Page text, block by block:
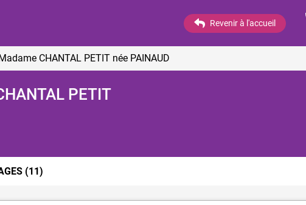
Revenir à l'accueil
CHANTAL PETIT née PAINAUD
PETIT
(11)